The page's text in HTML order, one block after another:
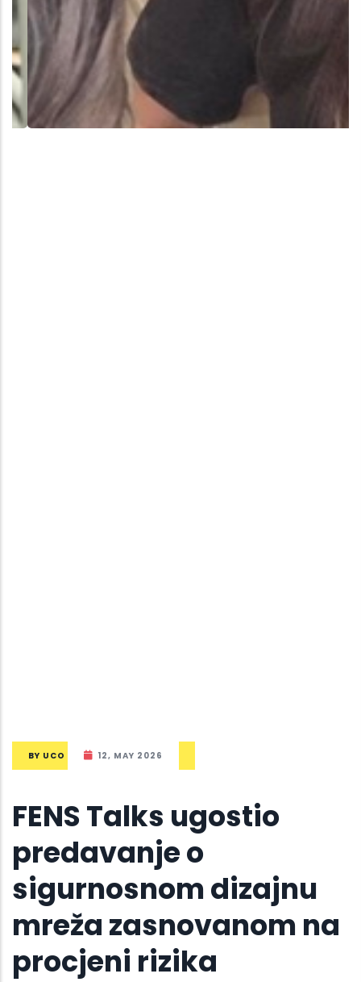
BY UCO 12, MAY 2026
FENS Talks ugostio
predavanje o
sigurnosnom dizajnu
mreža zasnovanom na
procjeni rizika